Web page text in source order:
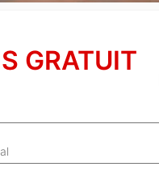
GRATUIT